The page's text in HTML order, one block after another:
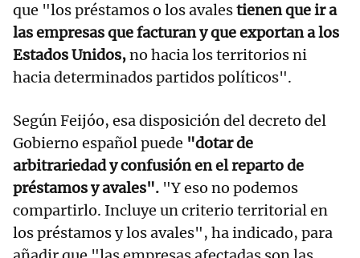
que "los préstamos o los avalestienen que ir a
las empresas que facturan y que exportan a los
Estados Unidos,no hacia los territorios ni
hacia determinados partidos políticos".
Según Feijóo, esa disposición del decreto del
Gobierno español puede "dotar de
arbitrariedad y confusión en el reparto de
préstamos y avales". "Y eso no podemos
compartirlo. Incluye un criterio territorial en
los préstamos y los avales", ha indicado, para